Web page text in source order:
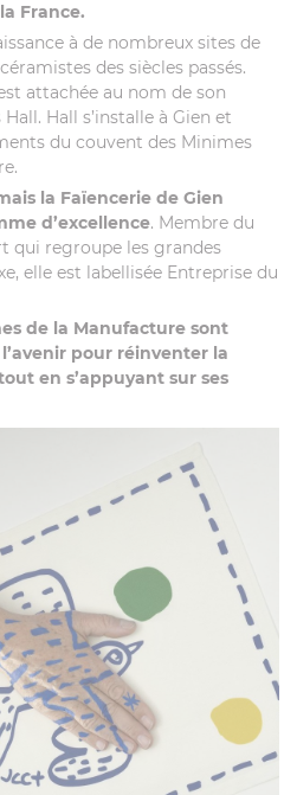
France.
à de nombreux sites de
des siècles passés.
attachée au nom de son
Hall s’installe à Gien et
du couvent des Minimes
la Faïencerie de Gien
d’excellence. Membre du
qui regroupe les grandes
elle est labellisée Entreprise du
de la Manufacture sont
pour réinventer la
en s’appuyant sur ses